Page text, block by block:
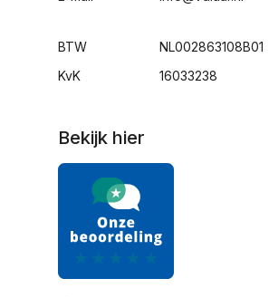
BTW
KvK
NL002863108B01
16033238
Bekijk hier